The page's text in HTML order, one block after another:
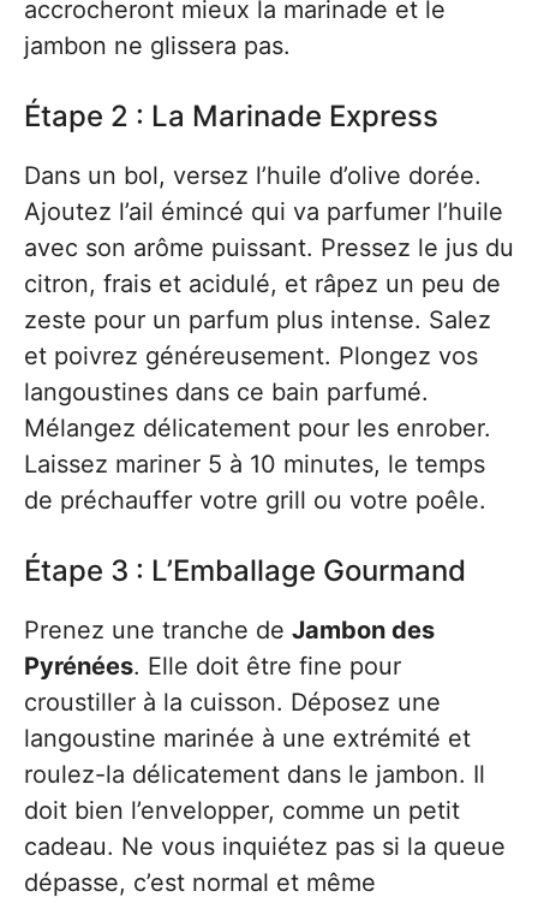
accrocheront mieux la marinade et le
jambon ne glissera pas.
Étape 2 : La Marinade Express
Dans un bol, versez l’huile d’olive dorée.
Ajoutez l’ail émincé qui va parfumer l’huile
avec son arôme puissant. Pressez le jus du
citron, frais et acidulé, et râpez un peu de
zeste pour un parfum plus intense. Salez
et poivrez généreusement. Plongez vos
langoustines dans ce bain parfumé.
Mélangez délicatement pour les enrober.
Laissez mariner 5 à 10 minutes, le temps
de préchauffer votre grill ou votre poêle.
Étape 3 : L’Emballage Gourmand
Prenez une tranche de Jambon des
Pyrénées. Elle doit être fine pour
croustiller à la cuisson. Déposez une
langoustine marinée à une extrémité et
roulez-la délicatement dans le jambon. Il
doit bien l’envelopper, comme un petit
cadeau. Ne vous inquiétez pas si la queue
dépasse, c’est normal et même